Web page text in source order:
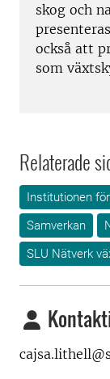
skog och
också att
som
Relaterade
Institutionen
Samverkan
SLU Nätverk